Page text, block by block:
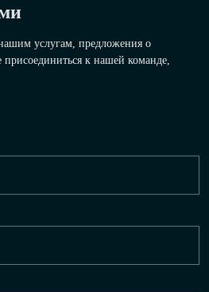
услугам, предложения о
к нашей команде,